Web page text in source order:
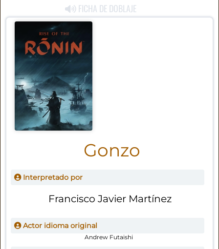
FICHA DE DOBLAJE
Gonzo
Interpretado por
Francisco Javier Martínez
Actor idioma original
Andrew Futaishi